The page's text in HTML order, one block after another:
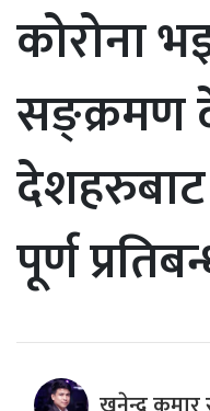
कोरोना
सङ्क्रमण
पूर्ण